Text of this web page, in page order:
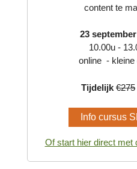
content te
23
10.00u -
online - kleine
Tijdelijk €275
Info cursus
Of start hier direct met